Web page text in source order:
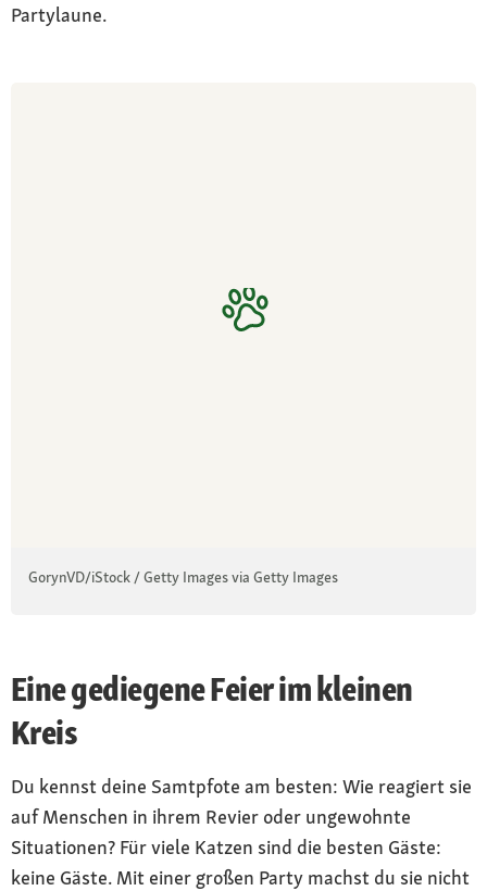
Partylaune.
GorynVD/iStock / Getty Images via Getty Images
Eine gediegene Feier im kleinen
Kreis
Du kennst deine Samtpfote am besten: Wie reagiert sie
auf Menschen in ihrem Revier oder ungewohnte
Situationen? Für viele Katzen sind die besten Gäste:
keine Gäste. Mit einer großen Party machst du sie nicht